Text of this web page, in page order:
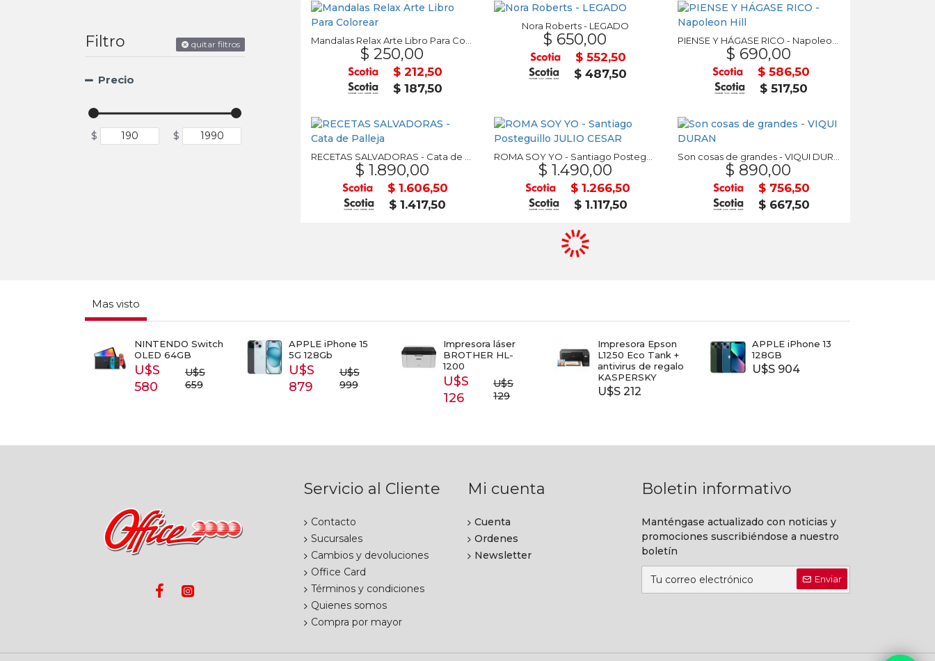
Filtro quitar filtros
Precio
$ $
$ 250,00
$ 212,50
$ 187,50
Nora Roberts - LEGADO
$ 650,00
$ 552,50
$ 487,50
$ 690,00
$ 586,50
$ 517,50
$ 1.890,00
$ 1.606,50
$ 1.417,50
$ 1.490,00
$ 1.266,50
$ 1.117,50
$ 890,00
$ 756,50
$ 667,50
Mas visto
NINTENDO Switch
OLED 64GB
U$S
580
U$S
659
APPLE iPhone 15
5G 128Gb
U$S
879
U$S
999
Impresora láser
BROTHER HL-
1200
U$S
126
U$S
129
Impresora Epson
L1250 Eco Tank +
antivirus de regalo
KASPERSKY
U$S 212
APPLE iPhone 13
128GB
U$S 904
Servicio al Cliente
Contacto
Sucursales
Cambios y devoluciones
Office Card
Términos y condiciones
Quienes somos
Compra por mayor
Mi cuenta
Cuenta
Ordenes
Newsletter
Boletin informativo
Manténgase actualizado con noticias y
promociones suscribiéndose a nuestro
boletín
Enviar